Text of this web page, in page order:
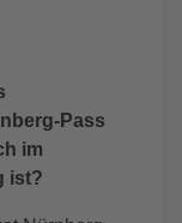
Pass
im
ist?